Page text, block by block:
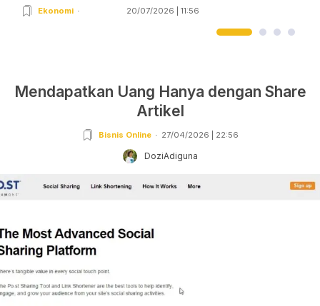
Ekonomi 20/07/2026 | 11:56
Mendapatkan Uang Hanya dengan Share
Artikel
Bisnis Online 27/04/2026 | 22:56
DoziAdiguna